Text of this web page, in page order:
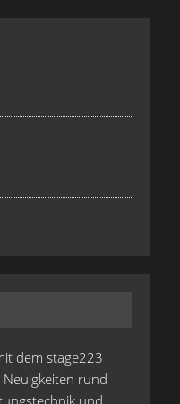
dem stage223
rund
und